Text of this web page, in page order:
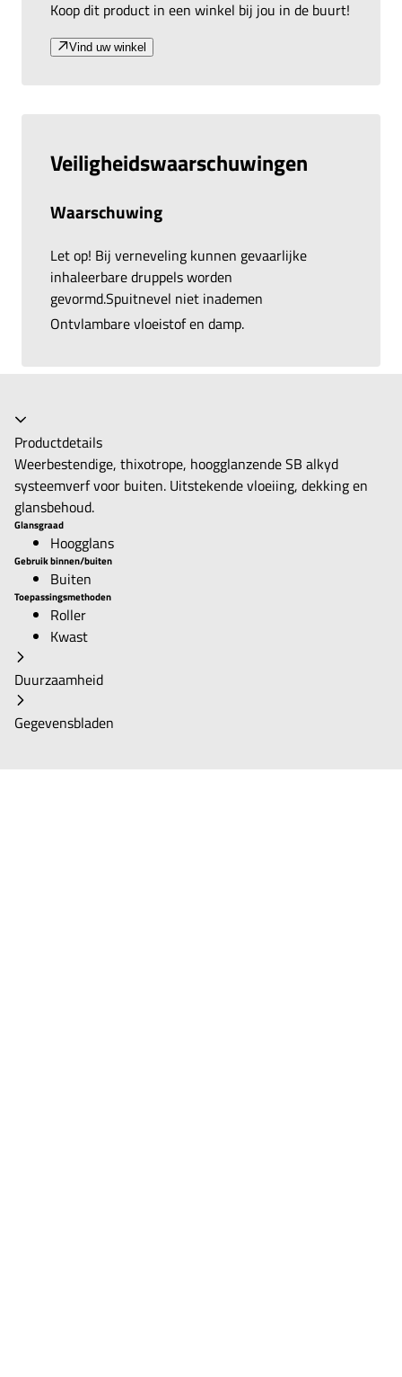
Koop dit product in een winkel bij jou in de buurt!
Vind uw winkel
Veiligheidswaarschuwingen
Waarschuwing
Let op! Bij verneveling kunnen gevaarlijke
inhaleerbare druppels worden
gevormd.Spuitnevel niet inademen
Ontvlambare vloeistof en damp.
Productdetails
Weerbestendige, thixotrope, hoogglanzende SB alkyd
systeemverf voor buiten. Uitstekende vloeiing, dekking en
glansbehoud.
Glansgraad
Hoogglans
Gebruik binnen/buiten
Buiten
Toepassingsmethoden
Roller
Kwast
Duurzaamheid
Gegevensbladen